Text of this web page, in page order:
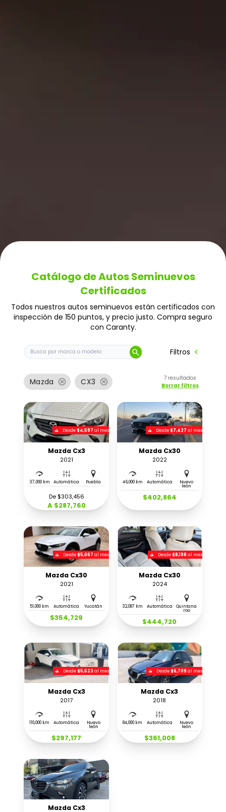
Catálogo de Autos Seminuevos
Certificados
Todos nuestros autos seminuevos están certificados con
inspección de 150 puntos, y precio justo. Compra seguro
con Caranty.
Buscar auto por marca o modelo
search Filtros chevron_left
Mazda cancel CX3 cancel 7 resultados
Borrar filtros
Desde$4,597 al mes
Mazda Cx3
2021
37,000 km Automática Puebla
De $303,456
A $287,760
Desde$7,427 al mes
Mazda Cx30
2022
46,000 km Automática Nuevo
león
$402,864
Desde$5,667 al mes
Mazda Cx30
2021
51,000 km Automática Yucatán
$354,729
Desde$8,198 al mes
Mazda Cx30
2024
32,087 km Automática Quintana
roo
$444,720
Desde$5,523 al mes
Mazda Cx3
2017
110,000 km Automática Nuevo
león
$297,177
Desde$6,709al mes
Mazda Cx3
2018
84,000 km Automática Nuevo
león
$361,008
Mazda Cx3